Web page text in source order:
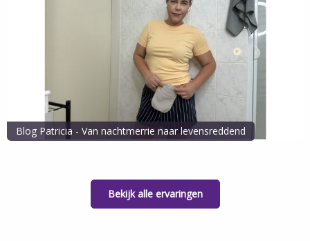
vakantie
in
Blog Patricia - Van nachtmerrie naar levensreddend
Bekijk alle ervaringen